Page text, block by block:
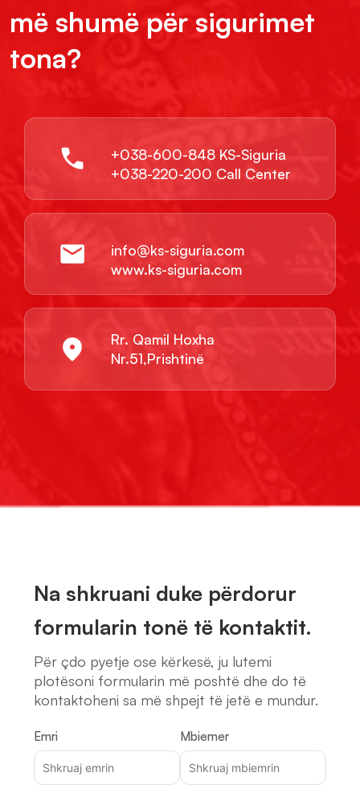
më shumë për sigurimet
tona?
+038-600-848 KS-Siguria
+038-220-200 Call Center
info@ks-siguria.com
www.ks-siguria.com
Rr. Qamil Hoxha
Nr.51,Prishtinë
Na shkruani duke përdorur
formularin tonë të kontaktit.
Për çdo pyetje ose kërkesë, ju lutemi
plotësoni formularin më poshtë dhe do të
kontaktoheni sa më shpejt të jetë e mundur.
Emri Mbiemer